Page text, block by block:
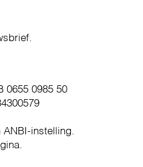
0655 0985 50
ANBI-instelling.